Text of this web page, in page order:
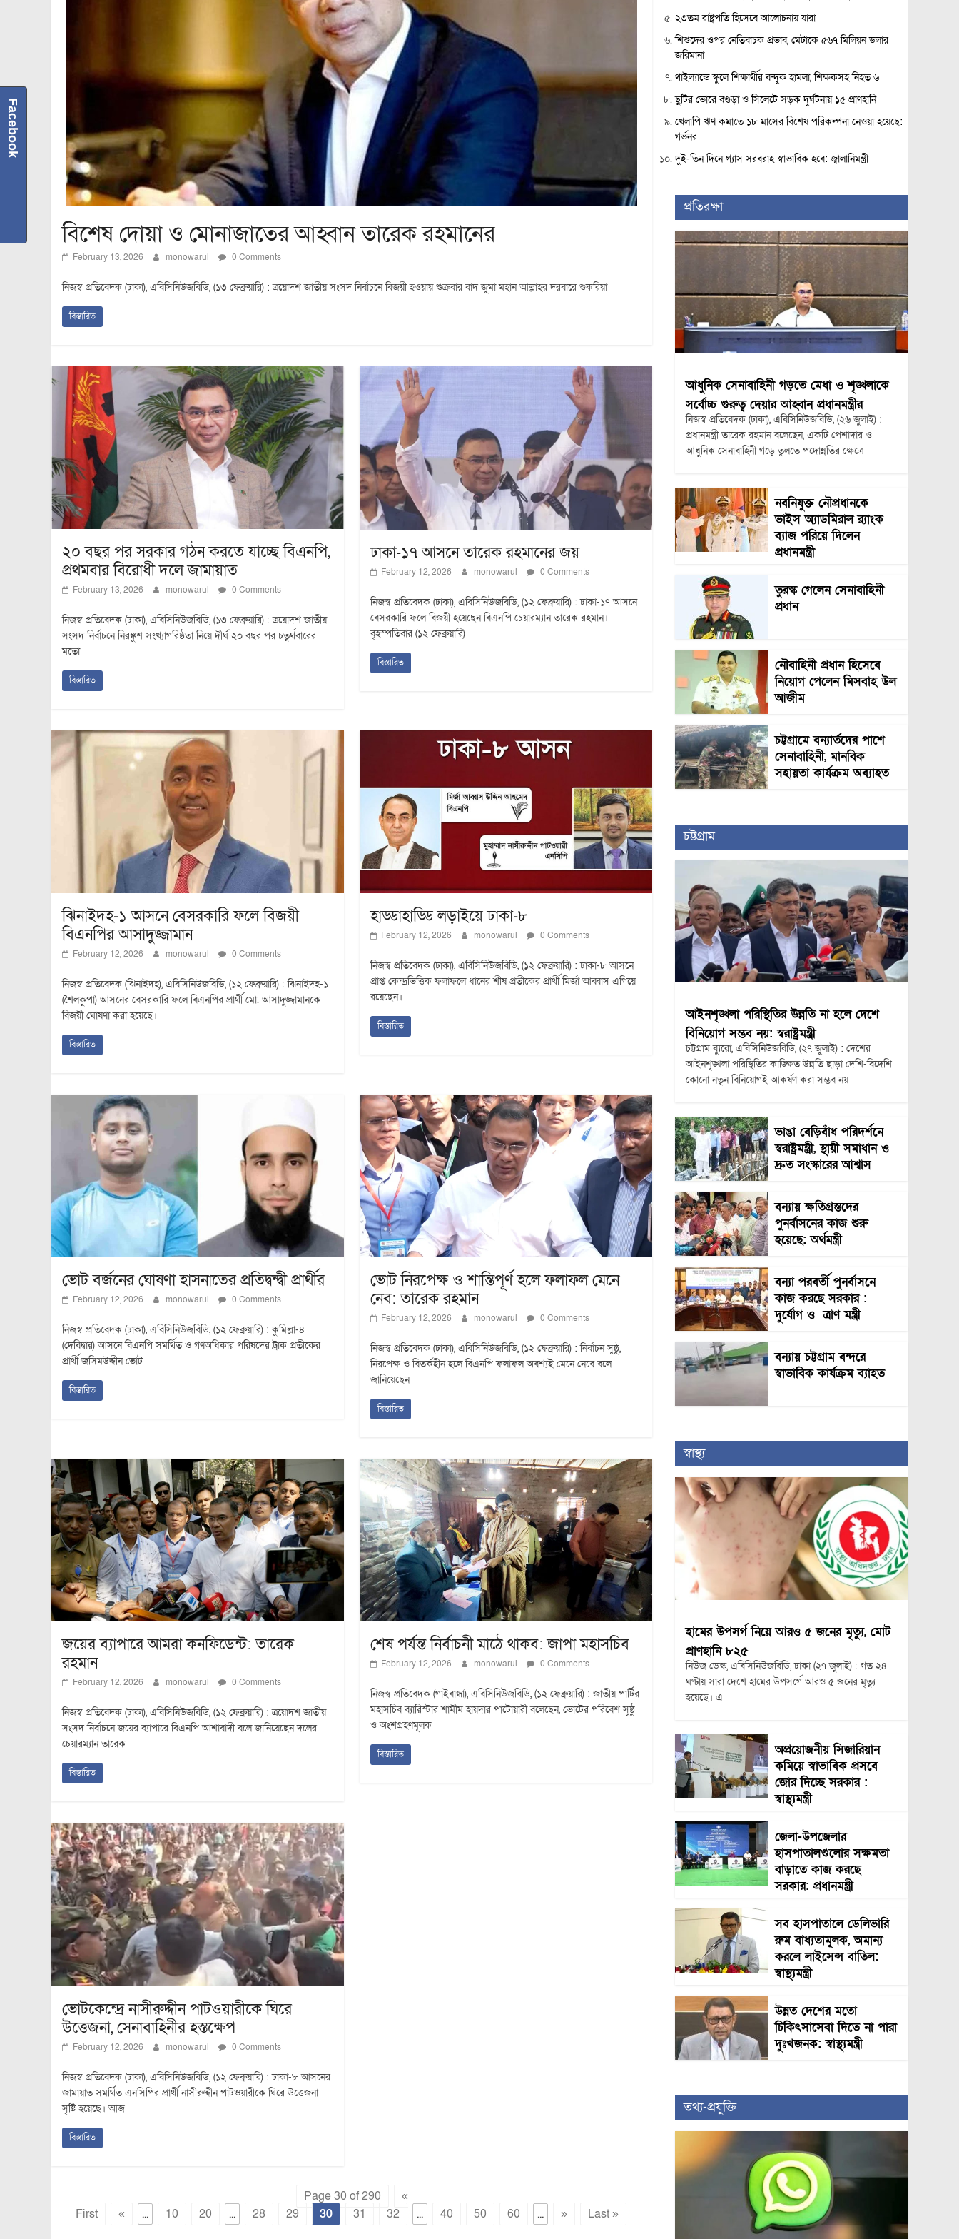
বিশেষ দোয়া ও মোনাজাতের আহ্বান তারেক রহমানের
February 13, 2026 monowarul 0 Comments
নিজস্ব প্রতিবেদক (ঢাকা), এবিসিনিউজবিডি, (১৩ ফেব্রুয়ারি) : ত্রয়োদশ জাতীয় সংসদ নির্বাচনে বিজয়ী হওয়ায় শুক্রবার বাদ জুমা মহান আল্লাহর দরবারে শুকরিয়া
বিস্তারিত
২০ বছর পর সরকার গঠন করতে যাচ্ছে বিএনপি,
প্রথমবার বিরোধী দলে জামায়াত
February 13, 2026 monowarul 0 Comments
নিজস্ব প্রতিবেদক (ঢাকা), এবিসিনিউজবিডি, (১৩ ফেব্রুয়ারি) : ত্রয়োদশ জাতীয়
সংসদ নির্বাচনে নিরঙ্কুশ সংখ্যাগরিষ্ঠতা নিয়ে দীর্ঘ ২০ বছর পর চতুর্থবারের
মতো
বিস্তারিত
ঢাকা-১৭ আসনে তারেক রহমানের জয়
February 12, 2026 monowarul 0 Comments
নিজস্ব প্রতিবেদক (ঢাকা), এবিসিনিউজবিডি, (১২ ফেব্রুয়ারি) : ঢাকা-১৭ আসনে
বেসরকারি ফলে বিজয়ী হয়েছেন বিএনপি চেয়ারম্যান তারেক রহমান।
বৃহস্পতিবার (১২ ফেব্রুয়ারি)
বিস্তারিত
ঝিনাইদহ-১ আসনে বেসরকারি ফলে বিজয়ী
বিএনপির আসাদুজ্জামান
February 12, 2026 monowarul 0 Comments
নিজস্ব প্রতিবেদক (ঝিনাইদহ), এবিসিনিউজবিডি, (১২ ফেব্রুয়ারি) : ঝিনাইদহ-১
(শৈলকুপা) আসনের বেসরকারি ফলে বিএনপির প্রার্থী মো. আসাদুজ্জামানকে
বিজয়ী ঘোষণা করা হয়েছে।
বিস্তারিত
হাড্ডাহাড্ডি লড়াইয়ে ঢাকা-৮
February 12, 2026 monowarul 0 Comments
নিজস্ব প্রতিবেদক (ঢাকা), এবিসিনিউজবিডি, (১২ ফেব্রুয়ারি) : ঢাকা-৮ আসনে
প্রাপ্ত কেন্দ্রভিত্তিক ফলাফলে ধানের শীষ প্রতীকের প্রার্থী মির্জা আব্বাস এগিয়ে
রয়েছেন।
বিস্তারিত
ভোট বর্জনের ঘোষণা হাসনাতের প্রতিদ্বন্দ্বী প্রার্থীর
February 12, 2026 monowarul 0 Comments
নিজস্ব প্রতিবেদক (ঢাকা), এবিসিনিউজবিডি, (১২ ফেব্রুয়ারি) : কুমিল্লা-৪
(দেবিদ্বার) আসনে বিএনপি সমর্থিত ও গণঅধিকার পরিষদের ট্রাক প্রতীকের
প্রার্থী জসিমউদ্দীন ভোট
বিস্তারিত
ভোট নিরপেক্ষ ও শান্তিপূর্ণ হলে ফলাফল মেনে
নেব: তারেক রহমান
February 12, 2026 monowarul 0 Comments
নিজস্ব প্রতিবেদক (ঢাকা), এবিসিনিউজবিডি, (১২ ফেব্রুয়ারি) : নির্বাচন সুষ্ঠু,
নিরপেক্ষ ও বিতর্কহীন হলে বিএনপি ফলাফল অবশ্যই মেনে নেবে বলে
জানিয়েছেন
বিস্তারিত
জয়ের ব্যাপারে আমরা কনফিডেন্ট: তারেক
রহমান
February 12, 2026 monowarul 0 Comments
নিজস্ব প্রতিবেদক (ঢাকা), এবিসিনিউজবিডি, (১২ ফেব্রুয়ারি) : ত্রয়োদশ জাতীয়
সংসদ নির্বাচনে জয়ের ব্যাপারে বিএনপি আশাবাদী বলে জানিয়েছেন দলের
চেয়ারম্যান তারেক
বিস্তারিত
শেষ পর্যন্ত নির্বাচনী মাঠে থাকব: জাপা মহাসচিব
February 12, 2026 monowarul 0 Comments
নিজস্ব প্রতিবেদক (গাইবান্ধা), এবিসিনিউজবিডি, (১২ ফেব্রুয়ারি) : জাতীয় পার্টির
মহাসচিব ব্যারিস্টার শামীম হায়দার পাটোয়ারী বলেছেন, ভোটের পরিবেশ সুষ্ঠু
ও অংশগ্রহণমূলক
বিস্তারিত
ভোটকেন্দ্রে নাসীরুদ্দীন পাটওয়ারীকে ঘিরে
উত্তেজনা, সেনাবাহিনীর হস্তক্ষেপ
February 12, 2026 monowarul 0 Comments
নিজস্ব প্রতিবেদক (ঢাকা), এবিসিনিউজবিডি, (১২ ফেব্রুয়ারি) : ঢাকা-৮ আসনের
জামায়াত সমর্থিত এনসিপির প্রার্থী নাসীরুদ্দীন পাটওয়ারীকে ঘিরে উত্তেজনা
সৃষ্টি হয়েছে। আজ
বিস্তারিত
Page 30 of 290
«
First
« ... 10 20 ... 28 29 30 31 32 ... 40 50 60 ... » Last »
২৩তম রাষ্ট্রপতি হিসেবে আলোচনায় যারা
শিশুদের ওপর নেতিবাচক প্রভাব, মেটাকে ৫৬৭ মিলিয়ন ডলার
জরিমানা
থাইল্যান্ডে স্কুলে শিক্ষার্থীর বন্দুক হামলা, শিক্ষকসহ নিহত ৬
ছুটির ভোরে বগুড়া ও সিলেটে সড়ক দুর্ঘটনায় ১৫ প্রাণহানি
খেলাপি ঋণ কমাতে ১৮ মাসের বিশেষ পরিকল্পনা নেওয়া হয়েছে:
গর্ভনর
দুই-তিন দিনে গ্যাস সরবরাহ স্বাভাবিক হবে: জ্বালানিমন্ত্রী
প্রতিরক্ষা
আধুনিক সেনাবাহিনী গড়তে মেধা ও শৃঙ্খলাকে
সর্বোচ্চ গুরুত্ব দেয়ার আহ্বান প্রধানমন্ত্রীর
নিজস্ব প্রতিবেদক (ঢাকা), এবিসিনিউজবিডি, (২৬ জুলাই) :
প্রধানমন্ত্রী তারেক রহমান বলেছেন, একটি পেশাদার ও
আধুনিক সেনাবাহিনী গড়ে তুলতে পদোন্নতির ক্ষেত্রে
নবনিযুক্ত নৌপ্রধানকে
ভাইস অ্যাডমিরাল র‍্যাংক
ব্যাজ পরিয়ে দিলেন
প্রধানমন্ত্রী
তুরস্ক গেলেন সেনাবাহিনী
প্রধান
নৌবাহিনী প্রধান হিসেবে
নিয়োগ পেলেন মিসবাহ উল
আজীম
চট্টগ্রামে বন্যার্তদের পাশে
সেনাবাহিনী, মানবিক
সহায়তা কার্যক্রম অব্যাহত
চট্টগ্রাম
আইনশৃঙ্খলা পরিস্থিতির উন্নতি না হলে দেশে
বিনিয়োগ সম্ভব নয়: স্বরাষ্ট্রমন্ত্রী
চট্টগ্রাম ব্যুরো, এবিসিনিউজবিডি, (২৭ জুলাই) : দেশের
আইনশৃঙ্খলা পরিস্থিতির কাঙ্ক্ষিত উন্নতি ছাড়া দেশি-বিদেশি
কোনো নতুন বিনিয়োগই আকর্ষণ করা সম্ভব নয়
ভাঙা বেড়িবাঁধ পরিদর্শনে
স্বরাষ্ট্রমন্ত্রী, স্থায়ী সমাধান ও
দ্রুত সংস্কারের আশ্বাস
বন্যায় ক্ষতিগ্রস্তদের
পুনর্বাসনের কাজ শুরু
হয়েছে: অর্থমন্ত্রী
বন্যা পরবর্তী পুনর্বাসনে
কাজ করছে সরকার :
দুর্যোগ ও ত্রাণ মন্ত্রী
বন্যায় চট্টগ্রাম বন্দরে
স্বাভাবিক কার্যক্রম ব্যাহত
স্বাস্থ্য
হামের উপসর্গ নিয়ে আরও ৫ জনের মৃত্যু, মোট
প্রাণহানি ৮২৫
নিউজ ডেস্ক, এবিসিনিউজবিডি, ঢাকা (২৭ জুলাই) : গত ২৪
ঘণ্টায় সারা দেশে হামের উপসর্গে আরও ৫ জনের মৃত্যু
হয়েছে। এ
অপ্রয়োজনীয় সিজারিয়ান
কমিয়ে স্বাভাবিক প্রসবে
জোর দিচ্ছে সরকার :
স্বাস্থ্যমন্ত্রী
জেলা-উপজেলার
হাসপাতালগুলোর সক্ষমতা
বাড়াতে কাজ করছে
সরকার: প্রধানমন্ত্রী
সব হাসপাতালে ডেলিভারি
রুম বাধ্যতামূলক, অমান্য
করলে লাইসেন্স বাতিল:
স্বাস্থ্যমন্ত্রী
উন্নত দেশের মতো
চিকিৎসাসেবা দিতে না পারা
দুঃখজনক: স্বাস্থ্যমন্ত্রী
তথ্য-প্রযুক্তি
Facebook